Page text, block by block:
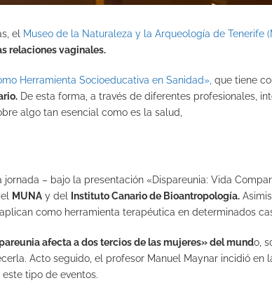
el Museo de la Naturaleza y la Arqueología de Tenerife
relaciones vaginales.
Herramienta Socioeducativa en Sanidad», que tiene
De esta forma, a través de diferentes profesionales,
algo tan esencial como es la salud,
jornada – bajo la presentación «Dispareunia: Vida
MUNA y del Instituto Canario de Bioantropología.
como herramienta terapéutica en determinados
afecta a dos tercios de las mujeres» del mundo,
Acto seguido, el profesor Manuel Maynar incidió
tipo de eventos.